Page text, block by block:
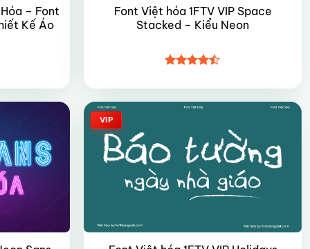
– Font
Kế Áo
Font Việt hóa 1FTV VIP Space
Stacked – Kiểu Neon
hạng4.45
VIP